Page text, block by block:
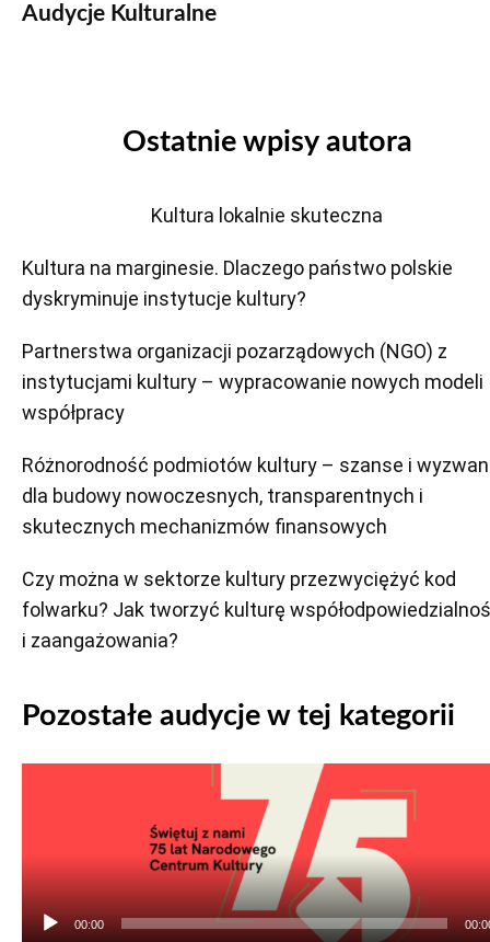
Audycje Kulturalne
Ostatnie wpisy autora
Kultura lokalnie skuteczna
Kultura na marginesie. Dlaczego państwo polskie
dyskryminuje instytucje kultury?
Partnerstwa organizacji pozarządowych (NGO) z
instytucjami kultury – wypracowanie nowych modeli
współpracy
Różnorodność podmiotów kultury – szanse i
dla budowy nowoczesnych, transparentnych i
skutecznych mechanizmów finansowych
Czy można w sektorze kultury przezwyciężyć kod
folwarku? Jak tworzyć kulturę
i zaangażowania?
Pozostałe audycje w tej kategorii
00:00